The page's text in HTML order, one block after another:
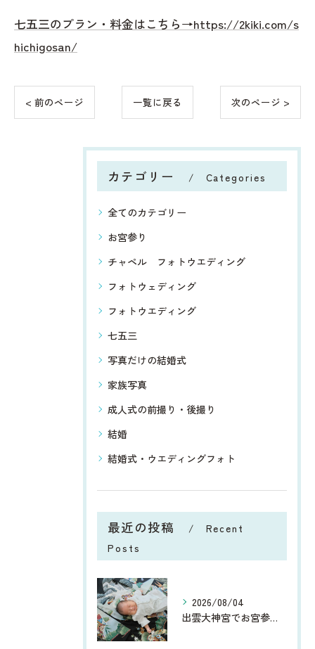
七五三のプラン・料金はこちら→https://2kiki.com/s
hichigosan/
< 前のページ 一覧に戻る 次のページ >
カテゴリー Categories
全てのカテゴリー
お宮参り
チャペル フォトウエディング
フォトウェディング
フォトウエディング
七五三
写真だけの結婚式
家族写真
成人式の前撮り・後撮り
結婚
結婚式・ウエディングフォト
最近の投稿
Recent
Posts
2026/08/04
出雲大神宮でお宮参り｜9月がおすすめ！美しい緑に囲まれた家族写真